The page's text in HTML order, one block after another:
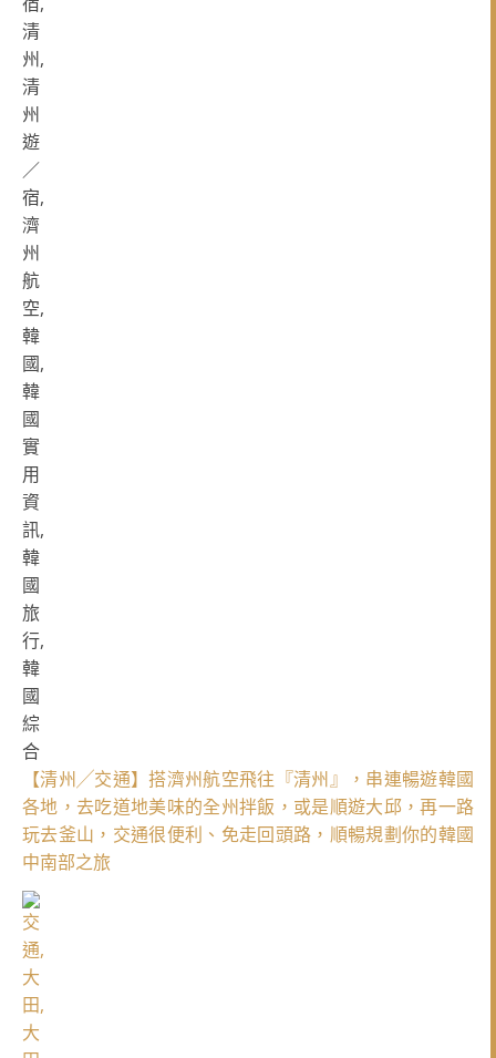
【清州╱交通】搭濟州航空飛往『清州』，串連暢遊韓國
各地，去吃道地美味的全州拌飯，或是順遊大邱，再一路
玩去釜山，交通很便利、免走回頭路，順暢規劃你的韓國
中南部之旅